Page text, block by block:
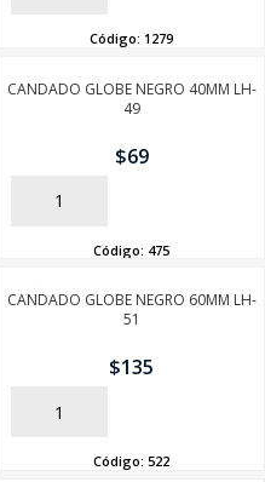
Código: 1279
CANDADO GLOBE NEGRO 40MM LH-
49
$69
AÑADIR
Código: 475
CANDADO GLOBE NEGRO 60MM LH-
51
$135
AÑADIR
Código: 522